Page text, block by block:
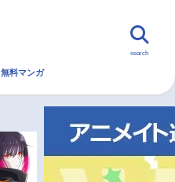
無料マンガ
search
無料マンガ